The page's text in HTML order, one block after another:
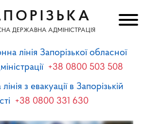
ДЕРЖАВНА АДМІНІСТРАЦІЯ
лінія Запорізької обласної
+38 0800 503 508
з евакуації в Запорізькій
+38 0800 331 630